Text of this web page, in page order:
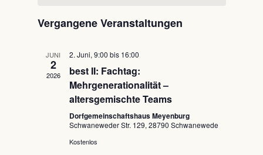
Vergangene Veranstaltungen
JUNI
2
2026
2. Juni, 9:00 bis 16:00
best II: Fachtag:
Mehrgenerationalität –
altersgemischte Teams
Dorfgemeinschaftshaus Meyenburg
Schwaneweder Str. 129, 28790 Schwanewede
Kostenlos